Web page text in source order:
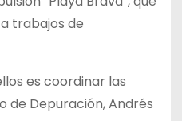
trabajos de
es coordinar las
de Depuración, Andrés